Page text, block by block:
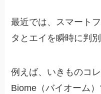
最近では、スマート
タとエイを瞬時に判
例えば、いきものコ
Biome（バイオーム